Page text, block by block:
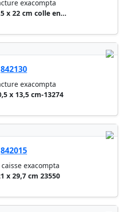
exacompta
dupli 13160
27 cm - 50 fls
foliote 5/5...